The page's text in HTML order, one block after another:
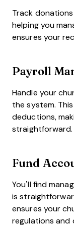
Track
helping you
ensures your
Payroll
Handle your
the system.
deductions,
straightforward.
Fund
You’ll find
is
ensures your
regulations and